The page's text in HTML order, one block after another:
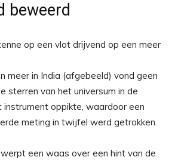
beweerd
meer in India (afgebeeld) vond geen
sterren van het universum in de
instrument oppikte, waardoor een
meting in twijfel werd getrokken.
een waas over een hint van de